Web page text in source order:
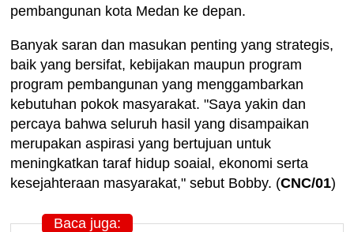
pembangunan kota Medan ke depan.
Banyak saran dan masukan penting yang strategis,
baik yang bersifat, kebijakan maupun program
program pembangunan yang menggambarkan
kebutuhan pokok masyarakat. "Saya yakin dan
percaya bahwa seluruh hasil yang disampaikan
merupakan aspirasi yang bertujuan untuk
meningkatkan taraf hidup soaial, ekonomi serta
kesejahteraan masyarakat," sebut Bobby. (CNC/01)
Baca juga: